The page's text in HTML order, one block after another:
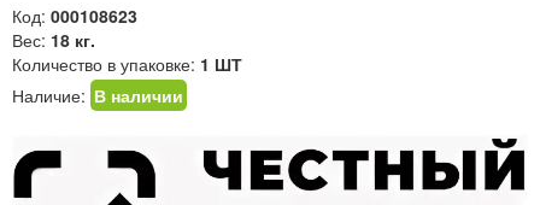
Код: 000108623
Вес: 18 кг.
Количество в упаковке: 1 ШТ
Наличие: В наличии